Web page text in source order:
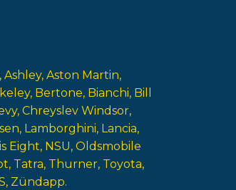
Ashley Aston Martin
Bertone Bianchi Bill
Chreyslev Windsor
Lamborghini Lancia
Eight NSU Oldsmobile
Tatra Thurner Toyota
Zündapp